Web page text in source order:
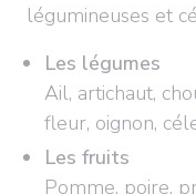
légumineuses et
Les légumes
Ail, artichaut,
fleur, oignon,
Les fruits
Pomme, poire,